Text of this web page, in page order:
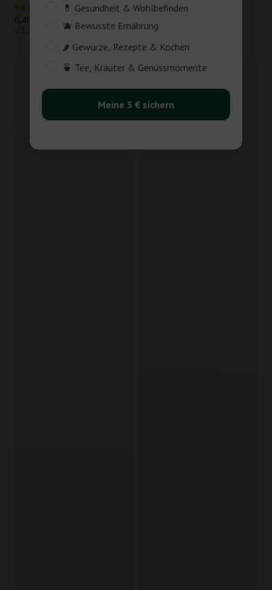
401 Bewertungen
Angebot
6,49 €
41 Bewertungen
37,96 € / kg
-22%
Customer_Interest
💊 Gesundheit & Wohlbefinden
🫐 Bewusste Ernährung
🌶️ Gewürze, Rezepte & Kochen
🍵 Tee, Kräuter & Genussmomente
Meine 5 € sichern